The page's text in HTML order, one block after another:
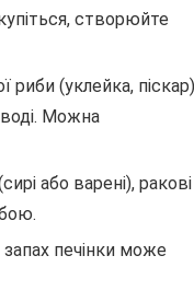
створюйте
риби (уклейка, піскар)
Можна
або варені), ракові
печінки може